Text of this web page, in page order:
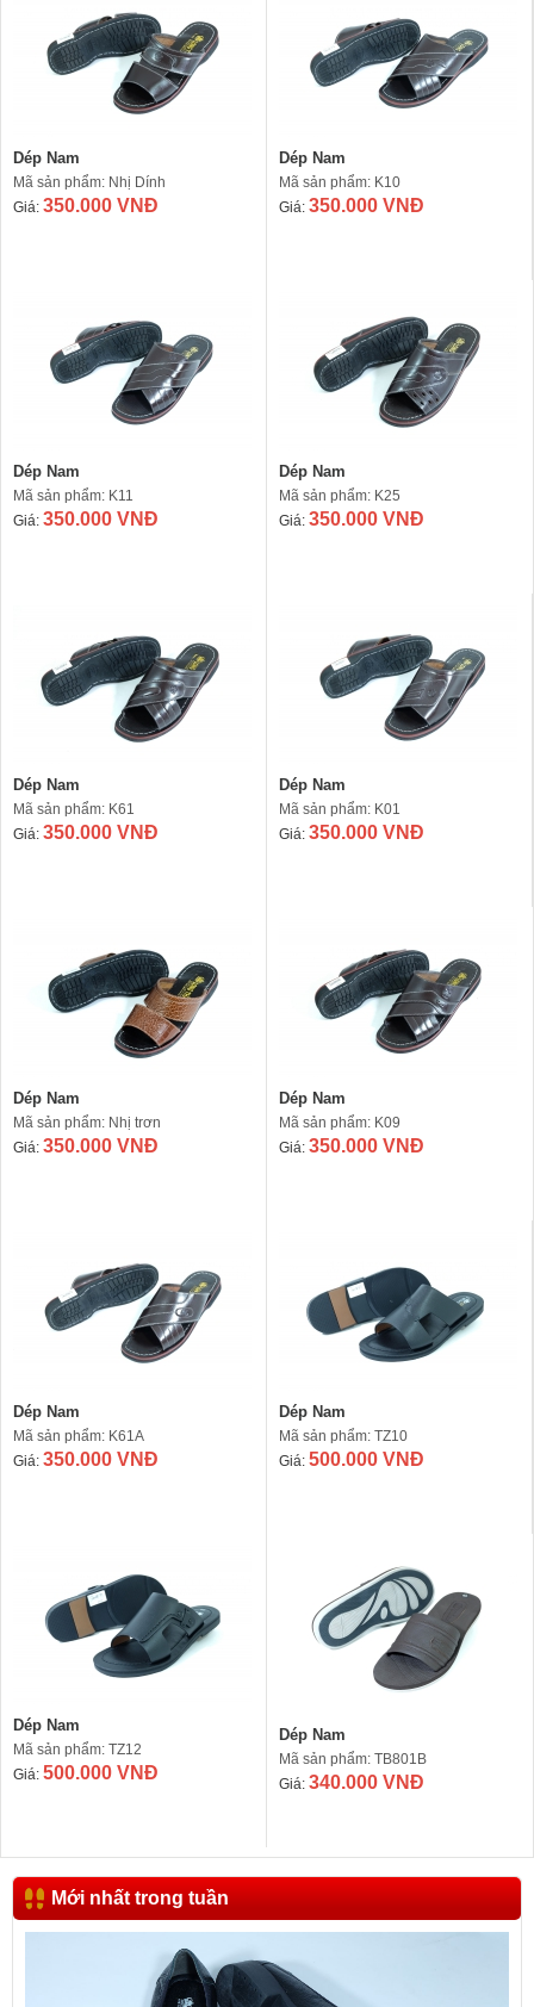
Dép Nam
Mã sản phẩm: Nhị Dính
Giá: 350.000 VNĐ
Dép Nam
Mã sản phẩm: K10
Giá: 350.000 VNĐ
Dép Nam
Mã sản phẩm: K11
Giá: 350.000 VNĐ
Dép Nam
Mã sản phẩm: K25
Giá: 350.000 VNĐ
Dép Nam
Mã sản phẩm: K61
Giá: 350.000 VNĐ
Dép Nam
Mã sản phẩm: K01
Giá: 350.000 VNĐ
Dép Nam
Mã sản phẩm: Nhị trơn
Giá: 350.000 VNĐ
Dép Nam
Mã sản phẩm: K09
Giá: 350.000 VNĐ
Dép Nam
Mã sản phẩm: K61A
Giá: 350.000 VNĐ
Dép Nam
Mã sản phẩm: TZ10
Giá: 500.000 VNĐ
Dép Nam
Mã sản phẩm: TZ12
Giá: 500.000 VNĐ
Dép Nam
Mã sản phẩm: TB801B
Giá: 340.000 VNĐ
Mới nhất trong tuần